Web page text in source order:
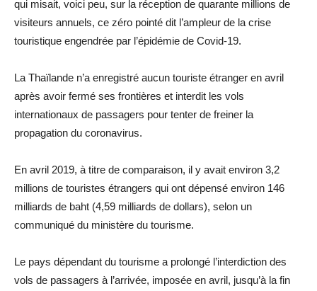
qui misait, voici peu, sur la réception de quarante millions de
visiteurs annuels, ce zéro pointé dit l’ampleur de la crise
touristique engendrée par l’épidémie de Covid-19.
La Thaïlande n’a enregistré aucun touriste étranger en avril
après avoir fermé ses frontières et interdit les vols
internationaux de passagers pour tenter de freiner la
propagation du coronavirus.
En avril 2019, à titre de comparaison, il y avait environ 3,2
millions de touristes étrangers qui ont dépensé environ 146
milliards de baht (4,59 milliards de dollars), selon un
communiqué du ministère du tourisme.
Le pays dépendant du tourisme a prolongé l’interdiction des
vols de passagers à l’arrivée, imposée en avril, jusqu’à la fin